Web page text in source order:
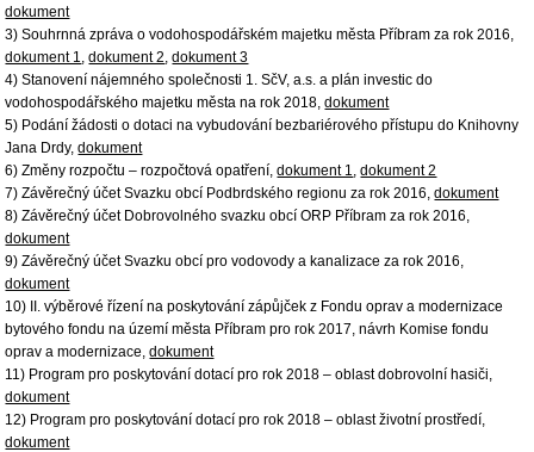
dokument
3) Souhrnná zpráva o vodohospodářském majetku města Příbram za rok 2016,
dokument 1,dokument 2,dokument 3
4) Stanovení nájemného společnosti 1. SčV, a.s. a plán investic do
vodohospodářského majetku města na rok 2018,dokument
5) Podání žádosti o dotaci na vybudování bezbariérového přístupu do Knihovny
Jana Drdy,dokument
6) Změny rozpočtu – rozpočtová opatření,dokument 1,dokument 2
7) Závěrečný účet Svazku obcí Podbrdského regionu za rok 2016,dokument
8) Závěrečný účet Dobrovolného svazku obcí ORP Příbram za rok 2016,
dokument
9) Závěrečný účet Svazku obcí pro vodovody a kanalizace za rok 2016,
dokument
10) II. výběrové řízení na poskytování zápůjček z Fondu oprav a modernizace
bytového fondu na území města Příbram pro rok 2017, návrh Komise fondu
oprav a modernizace,dokument
11) Program pro poskytování dotací pro rok 2018 – oblast dobrovolní hasiči,
dokument
12) Program pro poskytování dotací pro rok 2018 – oblast životní prostředí,
dokument